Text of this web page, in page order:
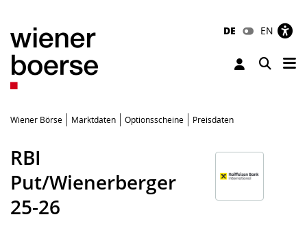
DE EN
Toggle
Wiener Börse Marktdaten Optionsscheine Preisdaten
RBI
Put/Wienerberger
25-26